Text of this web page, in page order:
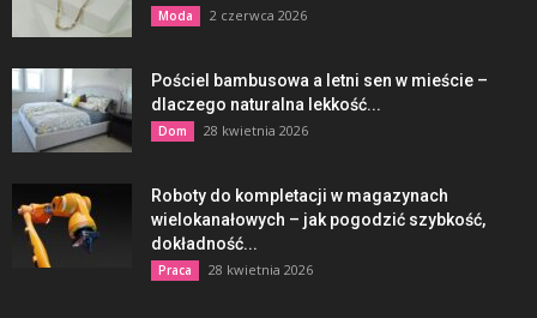
Moda 2 czerwca 2026
Pościel bambusowa a letni sen w mieście –
dlaczego naturalna lekkość...
Dom 28 kwietnia 2026
Roboty do kompletacji w magazynach
wielokanałowych – jak pogodzić szybkość,
dokładność...
Praca 28 kwietnia 2026